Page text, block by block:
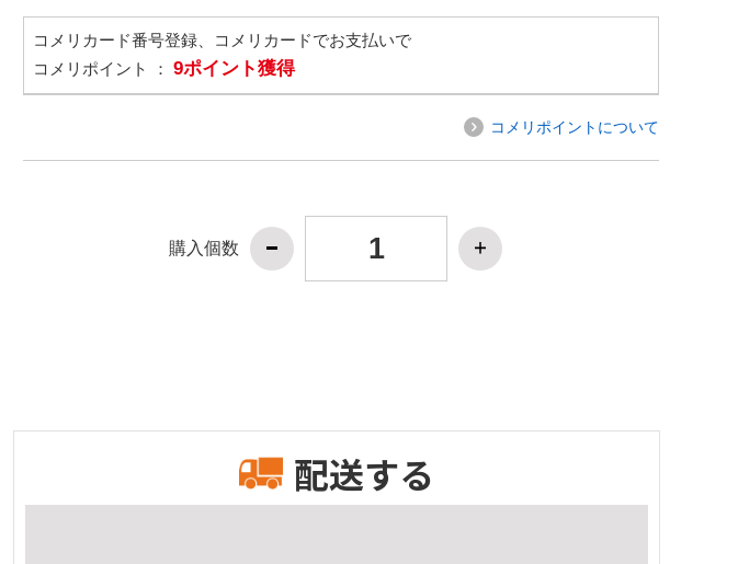
コメリカード番号登録、コメリカードでお支払いで
コメリポイント ： 9ポイント獲得
コメリポイントについて
購入個数
配送する